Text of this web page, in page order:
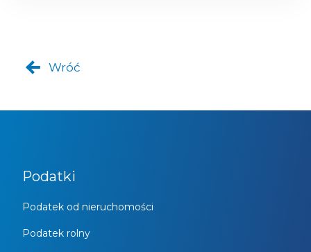
Wróć
Podatki
Podatek od nieruchomości
Podatek rolny